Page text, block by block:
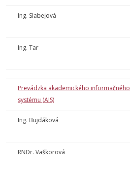
Ing. Slabejová
Ing. Tar
Prevádzka akademického informačného
systému (AIS)
Ing. Bujdáková
RNDr. Vaškorová